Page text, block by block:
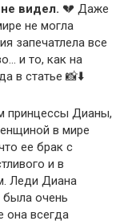
видел. 💔 Даже
не могла
запечатлела все
и то, как на
в статье 📸⬇️
принцессы Дианы,
в мире
ее брак с
и в
Леди Диана
очень
она всегда